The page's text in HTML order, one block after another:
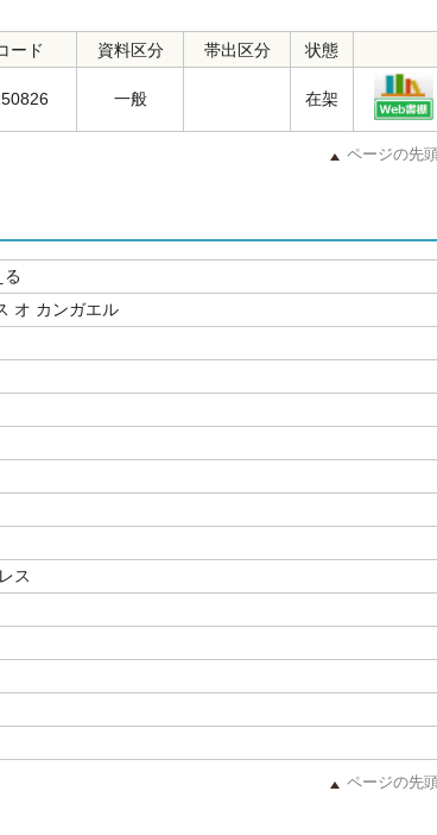
ード 資料区分 帯出区分 状態
一般 在架
ページの先
オ カンガエル
ス
ページの先